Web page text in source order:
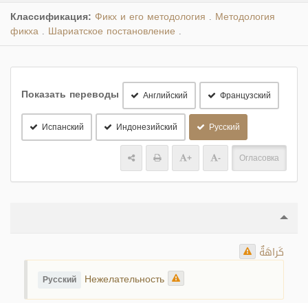
Классификация: Фикх и его методология Методология
фикха Шариатское постановление
Показать переводы Английский Французский
Испанский Индонезийский Русский
+ - Огласовка
كَراهَةٌ
Русский Нежелательность